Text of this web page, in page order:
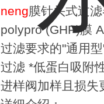
neng膜针头式过
polypro (GHP)膜
过滤要求的"通用
过滤 *低蛋白吸附
进样阀加样且损失